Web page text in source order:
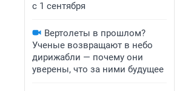
с 1 сентября
Вертолеты в прошлом?
Ученые возвращают в небо
дирижабли — почему они
уверены, что за ними будущее